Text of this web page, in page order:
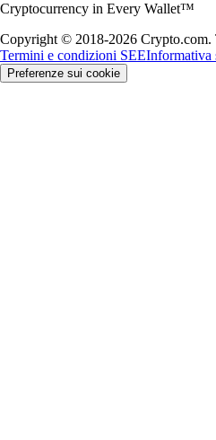
Cryptocurrency in Every Wallet™
Copyright © 2018-2026 Crypto.com.
Termini e condizioni SEEInformativa
Preferenze sui cookie